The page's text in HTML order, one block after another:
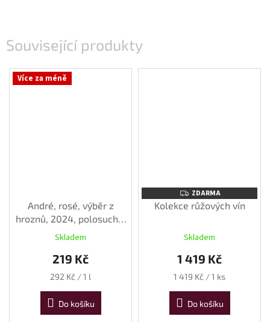
Související produkty
Více za méně
André, rosé, výběr z
hroznů, 2024, polosuché,
0,75l
Skladem
219 Kč
Měrná
292 Kč / 1 l
Do košíku
ZDARMA
ZDARMA
Kolekce růžových vín
Skladem
1 419 Kč
Měrná
1 419 Kč / 1 ks
Do košíku